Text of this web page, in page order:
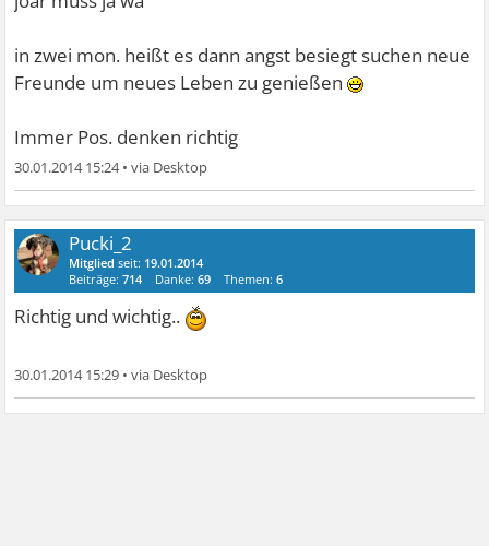
in zwei mon. heißt es dann angst besiegt suchen neue
Freunde um neues Leben zu genießen
Immer Pos. denken richtig
30.01.2014 15:24•
Pucki_2
Mitglied seit: 19.01.2014
Beiträge:714 Danke:69 Themen:6
Richtig und wichtig..
30.01.2014 15:29 •